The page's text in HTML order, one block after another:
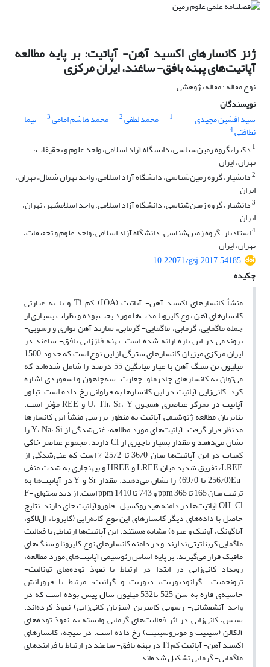
ژنز کانسارهای اکسید آهن- آپاتیت: بر پایه مطالعه
آپاتیت‌های پهنه بافق- ساغند، ایران مرکزی
نوع مقاله : مقاله پژوهشی
نویسندگان
سید افشین مجیدی
1 محمد لطفی2 محمد هاشم امامی3 نیما
نظافتی4
1 دکترا، گروه زمین‌شناسی، دانشگاه آزاد اسلامی، واحد علوم و تحقیقات،
تهران، ایران
2دانشیار، گروه زمین‌شناسی، دانشگاه آزاد اسلامی، واحد تهران شمال، تهران،
ایران
3دانشیار، گروه زمین‌شناسی، دانشگاه آزاد اسلامی، واحد اسلامشهر، تهران،
ایران
4استادیار، گروه زمین‌شناسی، دانشگاه آزاد اسلامی، واحد علوم و تحقیقات،
تهران، ایران
10.22071/gsj.2017.54185
چکیده
منشأ کانسارهای اکسید آهن- آپاتیت (IOA) کم Ti و یا به عبارتی
کانسارهای آهن نوع کایرونا مدت‌ها مورد بحث بوده و نظرات بسیاری از
جمله ماگمایی، گرمابی، ماگمایی- گرمابی، سازند آهن نواری و رسوبی-
بروندمی در این باره ارائه شده است. پهنه فلززایی بافق- ساغند در
ایران مرکزی میزبان کانسارهای سترگی از این نوع است که حدود 1500
میلیون تن سنگ آهن با عیار میانگین 55 درصد را شامل شده‌اند که
می‌توان به کانسارهای چادرملو، چغارت، سه‌چاهون و اسفوردی اشاره
کرد. کانی‌زایی آپاتیت در این کانسارها به فراوانی رخ داده است. تبلور
آپاتیت در تمرکز عناصری همچون U، Th، Sr، Y و REE مؤثر است.
بنابریان مطالعه ژئوشیمی آپاتیت به منظور بررسی منشأ این کانسارها
مدنظر قرار گرفت. آپاتیت‌های مورد مطالعه، غنی‌شدگی از Y، Na، Si را
نشان می‌دهند و مقدار بسیار ناچیزی از Cl دارند. مجموع عناصر خاکی
کمیاب در این آپاتیت‌ها میان 36/0 تا 25/2 % است که غنی‌شدگی از
LREE، تفریق شدید میان LREE و HREE و بی‎هنجاری به شدت منفی
Eu(256/0 تا 69/0) را نشان می‌دهند. مقدار Sr و Y در آپاتیت‌ها به
ترتیب میان 165 تا 365 ppm و 743 تا 1410 ppm است. از دید محتوای F-
OH-Cl آپاتیت‌ها در دامنه هیدروکسیل- فلوروآپاتیت جای دارند. نتایج
حاصل با داده‌های دیگر کانسارهای این نوع کانه‌زایی (کایرونا، ال‌لاکو،
آباگونگ، آونیک و غیره) مشابه هستند. این آپاتیت‌ها ارتباطی با فعالیت
ماگمایی کربناتیتی ندارند و در دامنه کانسارهای نوع کایرونا و سنگ‌های
مافیک قرار می‌گیرند. بر پایه اساس ژئوشیمی آپاتیت‌های مورد مطالعه،
رویداد کانی‌زایی در ابتدا در ارتباط با نفوذ توده‌های تونالیت-
ترونجمیت- گرانودیوریت، دیوریت و گرانیت، مرتبط با فرورانش
حاشیه‌ی قاره به سن 525 تا532 میلیون سال پیش بوده است که در
واحد آتشفشانی- رسوبی کامبرین (میزبان کانی‌زایی) نفوذ کرده‌اند.
سپس، کانی‌زایی در اثر فعالیت‌های گرمابی وابسته به نفوذ توده‌های
آلکالن (سینیت و مونزوسینیت) رخ داده است. در نتیجه، کانسارهای
اکسید آهن- آپاتیت کم Ti در پهنه بافق- ساغند در ارتباط با فرایند‌های
ماگمایی- گرمابی تشکیل شده‌اند.